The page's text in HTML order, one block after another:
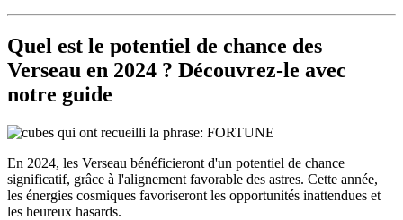
Quel est le potentiel de chance des
Verseau en 2024 ? Découvrez-le avec
notre guide
En 2024, les Verseau bénéficieront d'un potentiel de chance
significatif, grâce à l'alignement favorable des astres. Cette année,
les énergies cosmiques favoriseront les opportunités inattendues et
les heureux hasards.